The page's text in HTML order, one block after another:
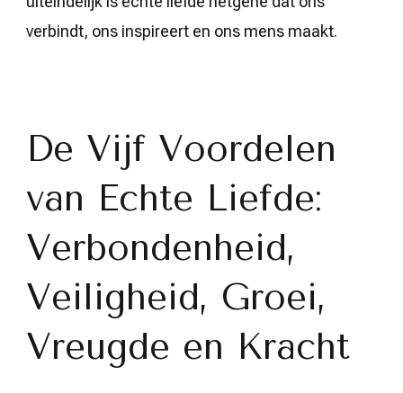
verbindt, ons inspireert en ons mens maakt.
De Vijf Voordelen
van Echte Liefde:
Verbondenheid,
Veiligheid, Groei,
Vreugde en Kracht